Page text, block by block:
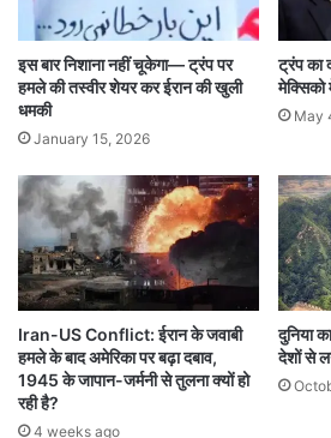
इस बार निशाना नहीं चूकेगा— ट्रंप पर
हमले की तस्वीर शेयर कर ईरान की खुली
धमकी
January 15, 2026
ट्रंप का
मेक्सिको
May
Iran-US Conflict: ईरान के जवाबी
हमले के बाद अमेरिका पर बढ़ा दबाव,
1945 के जापान-जर्मनी से तुलना क्यों हो
रही है?
4 weeks ago
दुनिया
देशों से